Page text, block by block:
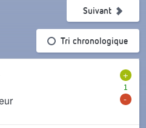
Tri chronologique
Suivant
+
1
-